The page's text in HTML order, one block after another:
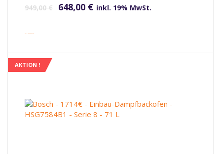
949,00€ 648,00 € inkl. 19% MwSt.
inkl. Versandkosten
AKTION !